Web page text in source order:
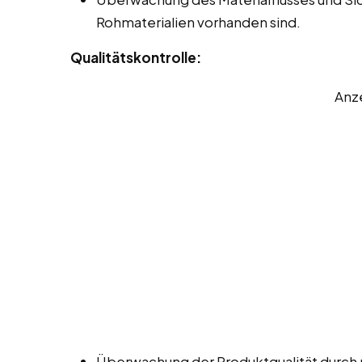
Rohmaterialien vorhanden sind.
Qualitätskontrolle: